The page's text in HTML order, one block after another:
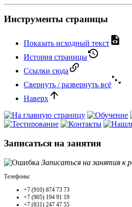
Инструменты страницы
Показать исходный текст
История страницы
Ссылки сюда
Свернуть / развернуть всё
Наверх
Записаться на занятия
Записаться на занятия к
Телефоны:
+7 (910) 874 73 73
+7 (905) 194 91 19
+7 (831) 247 47 55